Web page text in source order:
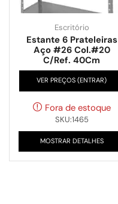
Escritório
Estante 6 Prateleiras
Aço #26 Col.#20
C/Ref. 40Cm
VER PREÇOS (ENTRAR)
Fora de estoque
SKU:1465
MOSTRAR DETALHES